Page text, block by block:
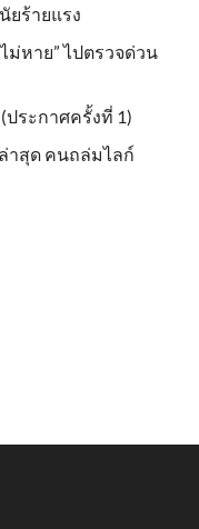
ยร้ายแรง
ม่หาย” ไปตรวจด่วน
ระกาศครั้งที่ 1)
ล่าสุด คนถล่มไลก์